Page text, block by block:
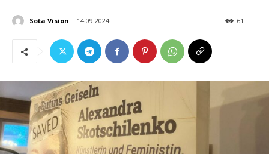
Sota Vision 14.09.2024 61